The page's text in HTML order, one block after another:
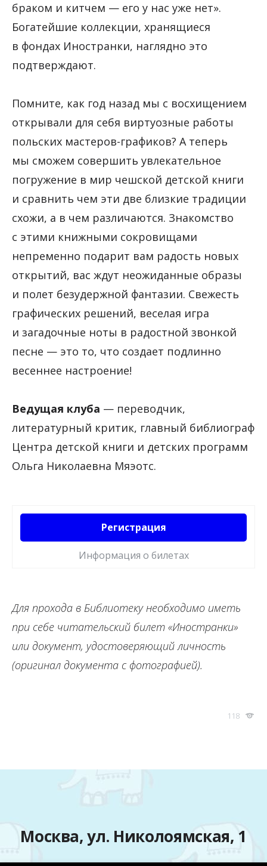
браком и китчем — его у нас уже нет».
Богатейшие коллекции, хранящиеся
в фондах Иностранки, наглядно это
подтверждают.
Помните, как год назад мы с восхищением
открывали для себя виртуозные работы
польских мастеров-графиков? А теперь
мы сможем совершить увлекательное
погружение в мир чешской детской книги
и сравнить чем эти две близкие традиции
схожи, а в чем различаются. Знакомство
с этими книжными сокровищами
непременно подарит вам радость новых
открытий, вас ждут неожиданные образы
и полет безудержной фантазии. Свежесть
графических решений, веселая игра
и загадочные ноты в радостной звонкой
песне — это то, что создает подлинно
весеннее настроение!
Ведущая клуба — переводчик,
литературный критик, главный библиограф
Центра детской книги и детских программ
Ольга Николаевна Мяэотс.
Регистрация
Информация о билетах
Для прохода в Библиотеку необходимо иметь
при себе читательский билет «Иностранки»
или документ, удостоверяющий личность
(оригинал документа с фотографией).
118
Москва, ул. Николоямская, 1